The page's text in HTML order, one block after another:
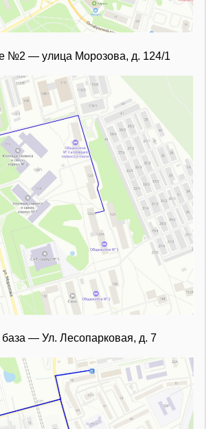
№2 — улица Морозова, д. 124/1
— Ул. Лесопарковая, д. 7